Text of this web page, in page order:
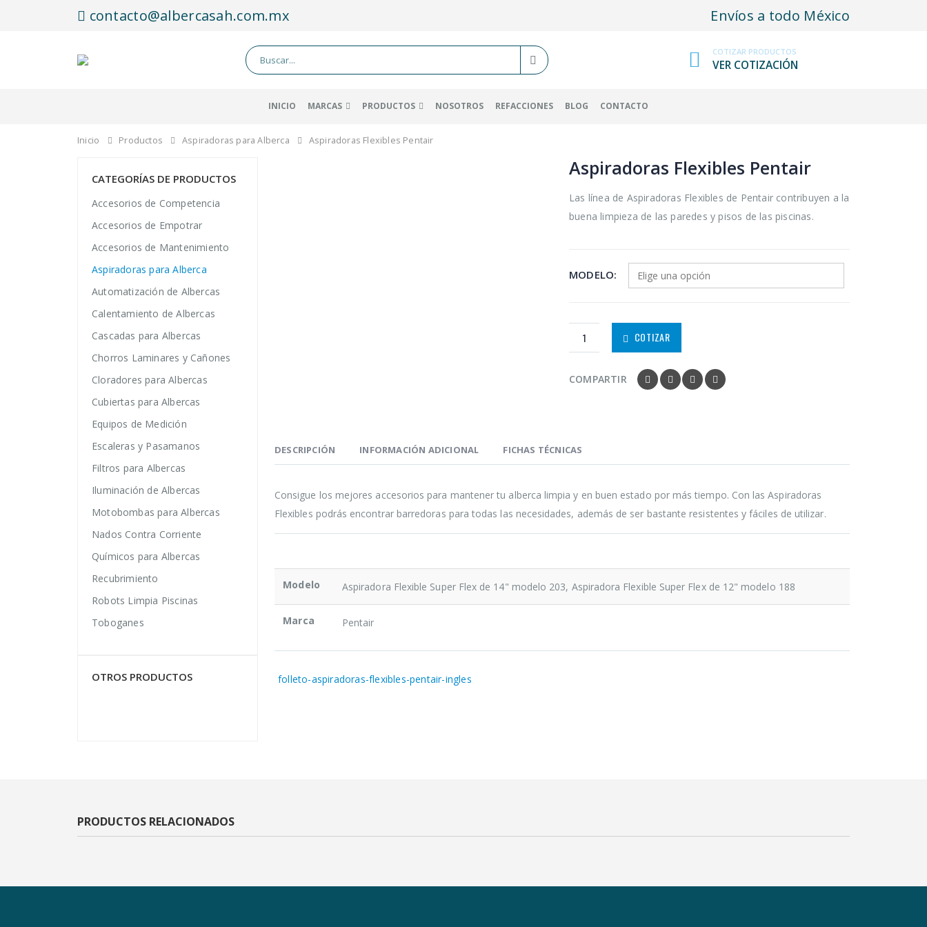
contacto@albercasah.com.mx Envíos a todo México
COTIZAR PRODUCTOS
VER COTIZACIÓN
INICIO MARCAS PRODUCTOS NOSOTROS REFACCIONES BLOG CONTACTO
Inicio Productos Aspiradoras para Alberca Aspiradoras Flexibles Pentair
Aspiradoras Flexibles Pentair
Las línea de Aspiradoras Flexibles de Pentair contribuyen a la
buena limpieza de las paredes y pisos de las piscinas.
MODELO
COTIZAR
COMPARTIR
DESCRIPCIÓN INFORMACIÓN ADICIONAL FICHAS TÉCNICAS
Consigue los mejores accesorios para mantener tu alberca limpia y en buen estado por más tiempo. Con las Aspiradoras
Flexibles podrás encontrar barredoras para todas las necesidades, además de ser bastante resistentes y fáciles de utilizar.
Modelo Aspiradora Flexible Super Flex de 14" modelo 203, Aspiradora Flexible Super Flex de 12" modelo 188
Marca Pentair
folleto-aspiradoras-flexibles-pentair-ingles
CATEGORÍAS DE PRODUCTOS
Accesorios de Competencia
Accesorios de Empotrar
Accesorios de Mantenimiento
Aspiradoras para Alberca
Automatización de Albercas
Calentamiento de Albercas
Cascadas para Albercas
Chorros Laminares y Cañones
Cloradores para Albercas
Cubiertas para Albercas
Equipos de Medición
Escaleras y Pasamanos
Filtros para Albercas
Iluminación de Albercas
Motobombas para Albercas
Nados Contra Corriente
Químicos para Albercas
Recubrimiento
Robots Limpia Piscinas
Toboganes
OTROS PRODUCTOS
PRODUCTOS RELACIONADOS